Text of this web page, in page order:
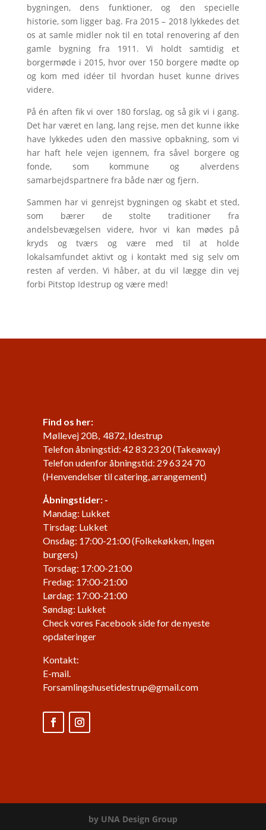
bygningen, dens funktioner, og den specielle
historie, som ligger bag. Fra 2015 – 2018 lykkedes det
os at samle midler nok til en total renovering af den
gamle bygning fra 1911. Vi holdt samtidig et
borgermøde i 2015, hvor over 150 borgere mødte op
og kom med idéer til hvordan huset kunne drives
videre.
På én aften fik vi over 180 forslag, og så gik vi i gang.
Det har været en lang, lang rejse, men det kunne ikke
have lykkedes uden den massive opbakning, som vi
har haft hele vejen igennem, fra såvel borgere og
fonde, som kommune og alverdens
samarbejdspartnere fra både nær og fjern.
Sammen har vi genrejst bygningen og skabt et sted,
som bærer de stolte traditioner fra
andelsbevægelsen videre, hvor vi kan mødes på
kryds og tværs og være med til at holde
lokalsamfundet aktivt og i kontakt med sig selv om
resten af verden. Vi håber, at du vil lægge din vej
forbi Pitstop Idestrup og være med!
Find os her:
Møllevej 20B, 4872, Idestrup
Telefon åbningstid: 42 83 23 20 (Takeaway)
Telefon udenfor åbningstid: 29 63 24 70
(Henvendelser til catering, arrangement)
Åbningstider: -
Mandag: Lukket
Tirsdag: Lukket
Onsdag: 17:00-21:00 (Folkekøkken, Ingen
burgers)
Torsdag: 17:00-21:00
Fredag: 17:00-21:00
Lørdag: 17:00-21:00
Søndag: Lukket
Check vores Facebook side for de nyeste
opdateringer
Kontakt:
E-mail.
Forsamlingshusetidestrup@gmail.com
by UNA Design Group